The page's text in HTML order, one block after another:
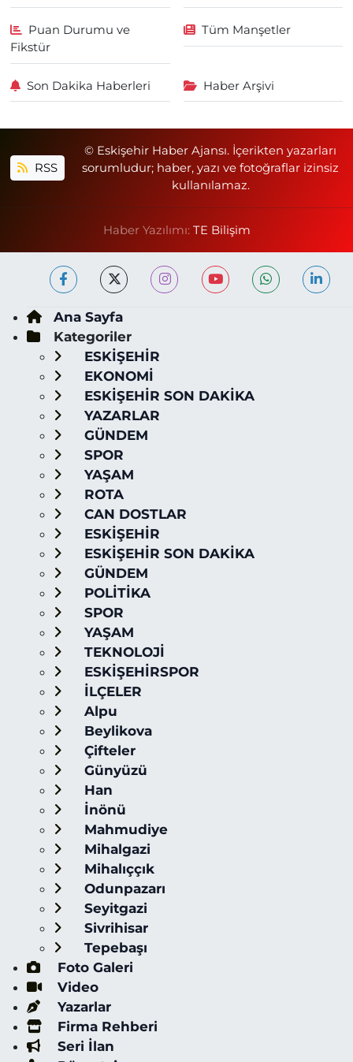
Puan Durumu ve
Fikstür
Tüm Manşetler
Son Dakika Haberleri Haber Arşivi
RSS
© Eskişehir Haber Ajansı. İçerikten yazarları
sorumludur; haber, yazı ve fotoğraflar izinsiz
kullanılamaz.
Haber Yazılımı: TE Bilişim
Ana Sayfa
Kategoriler
ESKİŞEHİR
EKONOMİ
ESKİŞEHİR SON DAKİKA
YAZARLAR
GÜNDEM
SPOR
YAŞAM
ROTA
CAN DOSTLAR
ESKİŞEHİR
ESKİŞEHİR SON DAKİKA
GÜNDEM
POLİTİKA
SPOR
YAŞAM
TEKNOLOJİ
ESKİŞEHİRSPOR
İLÇELER
Alpu
Beylikova
Çifteler
Günyüzü
Han
İnönü
Mahmudiye
Mihalgazi
Mihalıççık
Odunpazarı
Seyitgazi
Sivrihisar
Tepebaşı
Foto Galeri
Video
Yazarlar
Firma Rehberi
Seri İlan